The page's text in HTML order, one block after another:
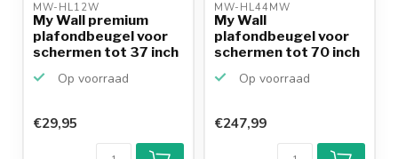
MW-HL12W
My Wall premium
plafondbeugel voor
schermen tot 37 inch
Op voorraad
€29,95
MW-HL44MW
My Wall
plafondbeugel voor
schermen tot 70 inch
Op voorraad
€247,99